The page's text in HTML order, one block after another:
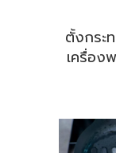
ตั้งกระ
เครื่อง